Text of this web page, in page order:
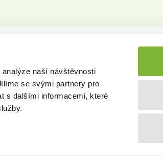
naší návštěvnosti
se svými partnery pro
s dalšími informacemi, které
tel.:+420 596 613 333